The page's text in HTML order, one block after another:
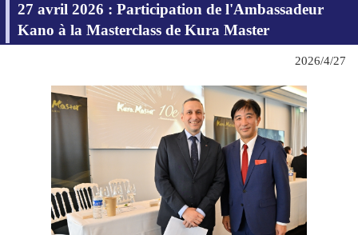
27 avril 2026 : Participation de l'Ambassadeur
Kano à la Masterclass de Kura Master
2026/4/27